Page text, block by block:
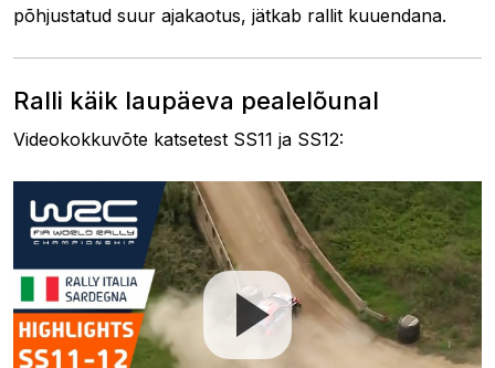
põhjustatud suur ajakaotus, jätkab rallit kuuendana.
Ralli käik laupäeva pealelõunal
Videokokkuvõte katsetest SS11 ja SS12: